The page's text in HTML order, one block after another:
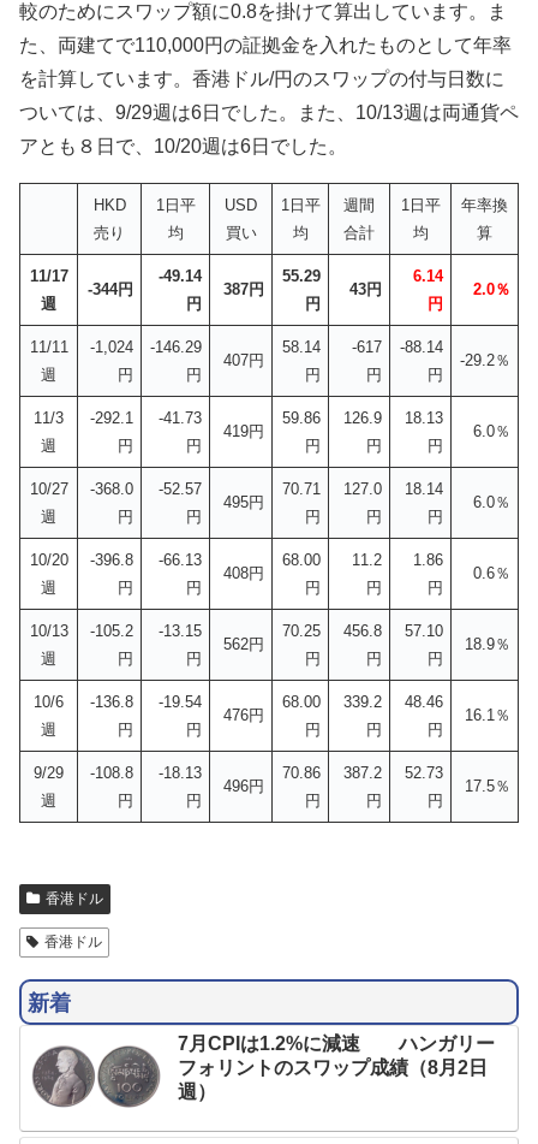
較のためにスワップ額に0.8を掛けて算出しています。ま
た、両建てで110,000円の証拠金を入れたものとして年率
を計算しています。香港ドル/円のスワップの付与日数に
ついては、9/29週は6日でした。また、10/13週は両通貨ペ
アとも８日で、10/20週は6日でした。
HKD
売り
1日平
均
USD
買い
1日平
均
週間
合計
1日平
均
年率換
算
11/17
週
-344円
-49.14
円
387円
55.29
円
43円
6.14
円
2.0％
11/11
週
-1,024
円
-146.29
円
407円
58.14
円
-617
円
-88.14
円
-29.2％
11/3
週
-292.1
円
-41.73
円
419円
59.86
円
126.9
円
18.13
円
6.0％
10/27
週
-368.0
円
-52.57
円
495円
70.71
円
127.0
円
18.14
円
6.0％
10/20
週
-396.8
円
-66.13
円
408円
68.00
円
11.2
円
1.86
円
0.6％
10/13
週
-105.2
円
-13.15
円
562円
70.25
円
456.8
円
57.10
円
18.9％
10/6
週
-136.8
円
-19.54
円
476円
68.00
円
339.2
円
48.46
円
16.1％
9/29
週
-108.8
円
-18.13
円
496円
70.86
円
387.2
円
52.73
円
17.5％
香港ドル
香港ドル
新着
7月CPIは1.2%に減速 ハンガリー
フォリントのスワップ成績（8月2日
週）